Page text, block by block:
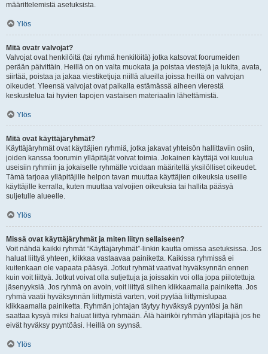
määrittelemistä asetuksista.
Ylös
Mitä ovatr valvojat?
Valvojat ovat henkilöitä (tai ryhmä henkilöitä) jotka katsovat foorumeiden
perään päivittäin. Heillä on on valta muokata ja poistaa viestejä ja lukita, avata,
siirtää, poistaa ja jakaa viestiketjuja niillä alueilla joissa heillä on valvojan
oikeudet. Yleensä valvojat ovat paikalla estämässä aiheen vierestä
keskustelua tai hyvien tapojen vastaisen materiaalin lähettämistä.
Ylös
Mitä ovat käyttäjäryhmät?
Käyttäjäryhmät ovat käyttäjien ryhmiä, jotka jakavat yhteisön hallittaviin osiin,
joiden kanssa foorumin ylläpitäjät voivat toimia. Jokainen käyttäjä voi kuulua
useisiin ryhmiin ja jokaiselle ryhmälle voidaan määritellä yksilölliset oikeudet.
Tämä tarjoaa ylläpitäjille helpon tavan muuttaa käyttäjien oikeuksia useille
käyttäjille kerralla, kuten muuttaa valvojien oikeuksia tai hallita pääsyä
suljetulle alueelle.
Ylös
Missä ovat käyttäjäryhmät ja miten liityn sellaiseen?
Voit nähdä kaikki ryhmät “Käyttäjäryhmät”-linkin kautta omissa asetuksissa. Jos
haluat liittyä yhteen, klikkaa vastaavaa painiketta. Kaikissa ryhmissä ei
kuitenkaan ole vapaata pääsyä. Jotkut ryhmät vaativat hyväksynnän ennen
kuin voit liittyä. Jotkut voivat olla suljettuja ja joissakin voi olla jopa piilotettuja
jäsenyyksiä. Jos ryhmä on avoin, voit liittyä siihen klikkaamalla painiketta. Jos
ryhmä vaatii hyväksynnän liittymistä varten, voit pyytää liittymislupaa
klikkaamalla painiketta. Ryhmän johtajan täytyy hyväksyä pyyntösi ja hän
saattaa kysyä miksi haluat liittyä ryhmään. Älä häiriköi ryhmän ylläpitäjiä jos he
eivät hyväksy pyyntöäsi. Heillä on syynsä.
Ylös